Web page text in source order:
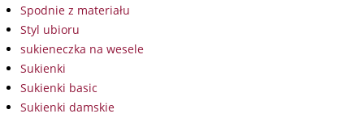
Spodnie z materiału
Styl ubioru
sukieneczka na wesele
Sukienki
Sukienki basic
Sukienki damskie